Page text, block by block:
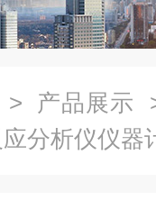
> 产品展示
分析仪仪器